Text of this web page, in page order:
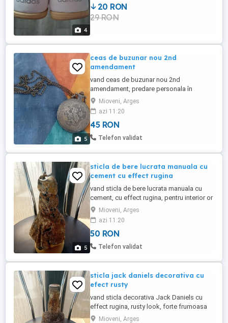
4
20 RON
29 RON
5
ceas de buzunar nou 2nd
amendament
vand ceas de buzunar nou 2nd
amendament, predare personala în
mioveni
Mioveni, Arges
azi 11:20
45 RON
Telefon validat
5
sticla de bere lucrata manuala cu
cement cu effect rugina
vand sticla de bere lucrata manuala cu
cement, cu effect rugina, pentru interior or
exterior or pentru man cave, forte
frumoasa, predare personala în mioveni
Mioveni, Arges
azi 11:20
50 RON
Telefon validat
sticla jack daniels decorativa cu
efect rusty
vand sticla decorativa Jack Daniels cu
effect rugina, rusty look, forte frumoasa
pentru exterior or interior, patina lucrata
Mioveni, Arges